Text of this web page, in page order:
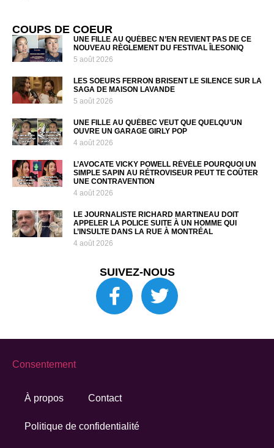
COUPS DE COEUR
UNE FILLE AU QUÉBEC N’EN REVIENT PAS DE CE
NOUVEAU RÈGLEMENT DU FESTIVAL ÎLESONIQ
5 août 2026
LES SOEURS FERRON BRISENT LE SILENCE SUR LA
SAGA DE MAISON LAVANDE
5 août 2026
UNE FILLE AU QUÉBEC VEUT QUE QUELQU’UN
OUVRE UN GARAGE GIRLY POP
4 août 2026
L’AVOCATE VICKY POWELL RÉVÈLE POURQUOI UN
SIMPLE SAPIN AU RÉTROVISEUR PEUT TE COÛTER
UNE CONTRAVENTION
4 août 2026
LE JOURNALISTE RICHARD MARTINEAU DOIT
APPELER LA POLICE SUITE À UN HOMME QUI
L’INSULTE DANS LA RUE À MONTRÉAL
4 août 2026
SUIVEZ-NOUS
À propos Contact
Politique de confidentialité
Consentement